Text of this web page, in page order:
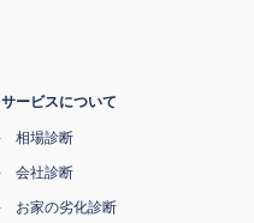
サービスについて
相場診断
会社診断
お家の劣化診断